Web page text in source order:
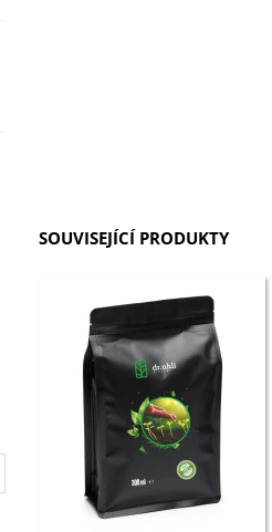
SOUVISEJÍCÍ PRODUKTY